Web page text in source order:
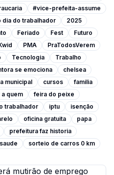
#vice-prefeita-assume
dia do trabalhador
2025
Feriado Fest
Futuro
PMA
PraTodosVerem
Tecnologia
Trabalho
se emociona
chelsea
municipal cursos
familia
quem
feira do peixe
trabalhador
iptu
isenção
oficina gratuita
papa
prefeitura faz historia
saude sorteio de carros 0 km